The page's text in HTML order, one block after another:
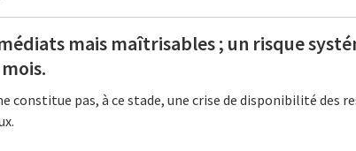
mais maîtrisables ; un risque
constitue pas, à ce stade, une crise de disponibilité des